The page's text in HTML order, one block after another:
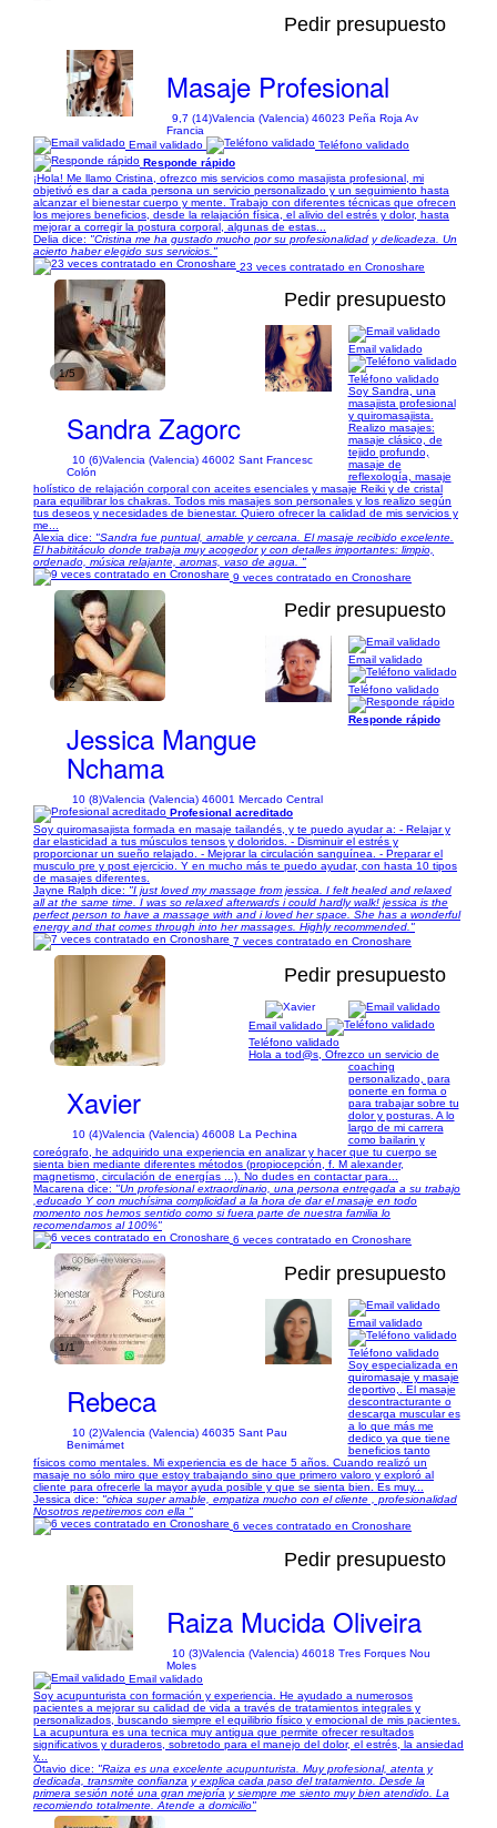
Pedir presupuesto
Masaje Profesional
9,7 (14)Valencia (Valencia) 46023 Peña Roja Av
Francia
Email validado
Teléfono validado
Responde rápido
¡Hola! Me llamo Cristina, ofrezco mis servicios como masajista profesional, mi
objetivó es dar a cada persona un servicio personalizado y un seguimiento hasta
alcanzar el bienestar cuerpo y mente. Trabajo con diferentes técnicas que ofrecen
los mejores beneficios, desde la relajación física, el alivio del estrés y dolor, hasta
mejorar a corregir la postura corporal, algunas de estas...
Delia dice: "Cristina me ha gustado mucho por su profesionalidad y delicadeza. Un
acierto haber elegido sus servicios."
23 veces contratado en Cronoshare
1/5
Pedir presupuesto
Sandra Zagorc
10 (6)Valencia (Valencia) 46002 Sant Francesc
Colón
Email validado
Teléfono validado
Soy Sandra, una
masajista profesional
y quiromasajista.
Realizo masajes:
masaje clásico, de
tejido profundo,
masaje de
reflexología, masaje
holístico de relajación corporal con aceites esenciales y masaje Reiki y de cristal
para equilibrar los chakras. Todos mis masajes son personales y los realizo según
tus deseos y necesidades de bienestar. Quiero ofrecer la calidad de mis servicios y
me...
Alexia dice: "Sandra fue puntual, amable y cercana. El masaje recibido excelente.
El habititáculo donde trabaja muy acogedor y con detalles importantes: limpio,
ordenado, música relajante, aromas, vaso de agua. "
9 veces contratado en Cronoshare
1/2
Pedir presupuesto
Jessica Mangue
Nchama
10 (8)Valencia (Valencia) 46001 Mercado Central
Email validado
Teléfono validado
Responde rápido
Profesional acreditado
Soy quiromasajista formada en masaje tailandés, y te puedo ayudar a: - Relajar y
dar elasticidad a tus músculos tensos y doloridos. - Disminuir el estrés y
proporcionar un sueño relajado. - Mejorar la circulación sanguínea. - Preparar el
musculo pre y post ejercicio. Y en mucho más te puedo ayudar, con hasta 10 tipos
de masajes diferentes.
Jayne Ralph dice: "I just loved my massage from jessica. I felt healed and relaxed
all at the same time. I was so relaxed afterwards i could hardly walk! jessica is the
perfect person to have a massage with and i loved her space. She has a wonderful
energy and that comes through into her massages. Highly recommended."
7 veces contratado en Cronoshare
1/4
Pedir presupuesto
Xavier
10 (4)Valencia (Valencia) 46008 La Pechina
Email validado
Teléfono validado
Hola a tod@s, Ofrezco un servicio de
coaching
personalizado, para
ponerte en forma o
para trabajar sobre tu
dolor y posturas. A lo
largo de mi carrera
como bailarin y
coreógrafo, he adquirido una experiencia en analizar y hacer que tu cuerpo se
sienta bien mediante diferentes métodos (propiocepción, f. M alexander,
magnetismo, circulación de energías ...). No dudes en contactar para...
Macarena dice: "Un profesional extraordinario, una persona entregada a su trabajo
,educado Y con muchísima complicidad a la hora de dar el masaje en todo
momento nos hemos sentido como si fuera parte de nuestra familia lo
recomendamos al 100%"
6 veces contratado en Cronoshare
1/1
Pedir presupuesto
Rebeca
10 (2)Valencia (Valencia) 46035 Sant Pau
Benimámet
Email validado
Teléfono validado
Soy especializada en
quiromasaje y masaje
deportivo,. El masaje
descontracturante o
descarga muscular es
a lo que más me
dedico ya que tiene
beneficios tanto
físicos como mentales. Mi experiencia es de hace 5 años. Cuando realizó un
masaje no sólo miro que estoy trabajando sino que primero valoro y exploró al
cliente para ofrecerle la mayor ayuda posible y que se sienta bien. Es muy...
Jessica dice: "chica super amable, empatiza mucho con el cliente , profesionalidad
Nosotros repetiremos con ella "
6 veces contratado en Cronoshare
Pedir presupuesto
Raiza Mucida Oliveira
10 (3)Valencia (Valencia) 46018 Tres Forques Nou
Moles
Email validado
Soy acupunturista con formación y experiencia. He ayudado a numerosos
pacientes a mejorar su calidad de vida a través de tratamientos integrales y
personalizados, buscando siempre el equilibrio físico y emocional de mis pacientes.
La acupuntura es una tecnica muy antigua que permite ofrecer resultados
significativos y duraderos, sobretodo para el manejo del dolor, el estrés, la ansiedad
y...
Otavio dice: "Raiza es una excelente acupunturista. Muy profesional, atenta y
dedicada, transmite confianza y explica cada paso del tratamiento. Desde la
primera sesión noté una gran mejoría y siempre me siento muy bien atendido. La
recomiendo totalmente. Atende a domicilio"